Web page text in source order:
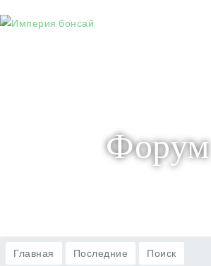
Форум
Главная Последние Поиск